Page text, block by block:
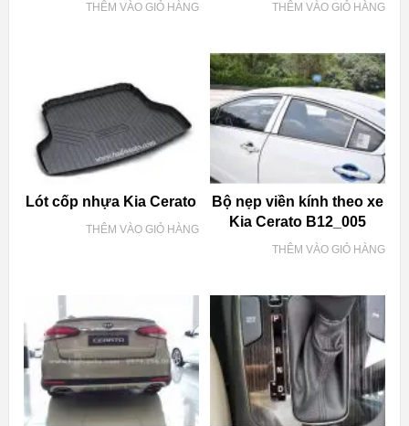
THÊM VÀO GIỎ HÀNG THÊM VÀO GIỎ HÀNG
Lót cốp nhựa Kia Cerato
THÊM VÀO GIỎ HÀNG
Bộ nẹp viền kính theo xe
Kia Cerato B12_005
THÊM VÀO GIỎ HÀNG